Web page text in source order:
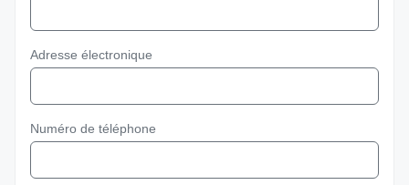
Adresse électronique
Numéro de téléphone